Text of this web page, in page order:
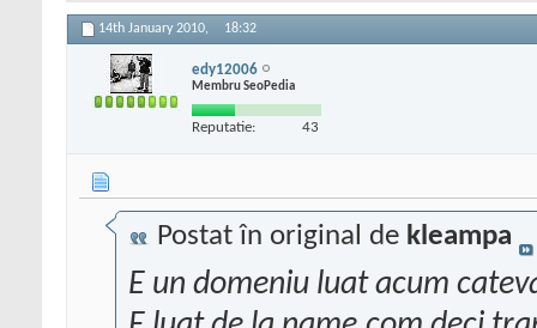
14th January 2010, 18:32
edy12006
Membru SeoPedia
Reputatie: 43
Postat în original de kleampa
E un domeniu luat acum